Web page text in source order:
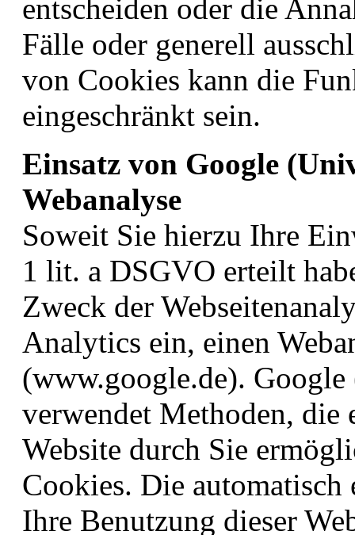
entscheiden oder die
Fälle oder generell
von Cookies kann die
eingeschränkt sein.
Einsatz von Google
Webanalyse
Soweit Sie hierzu Ihre
1 lit. a DSGVO erteilt
Zweck der
Analytics ein, einen
(www.google.de).
verwendet Methoden, die
Website durch Sie
Cookies. Die
Ihre Benutzung dieser